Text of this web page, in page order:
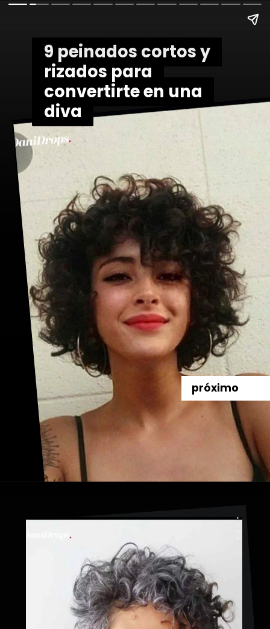
9 peinados cortos y
rizados para
convertirte en una
diva
9 peinados cortos y
rizados para
convertirte en una
diva
próximo